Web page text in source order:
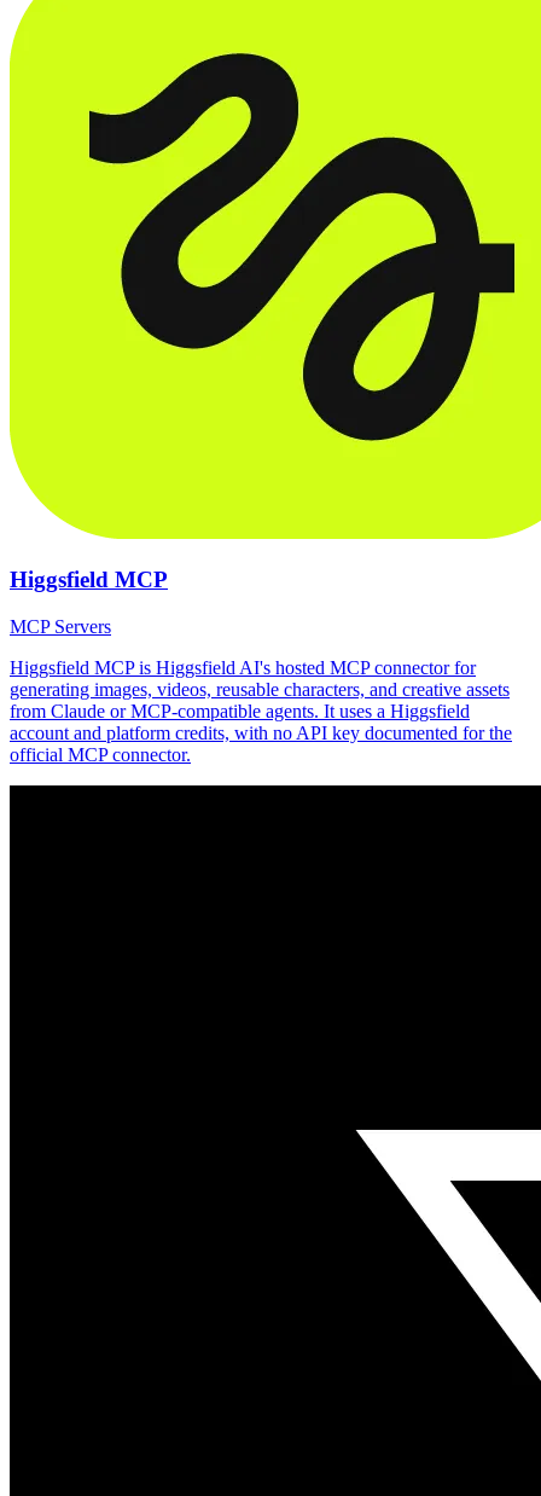
Higgsfield MCP
MCP Servers
Higgsfield MCP is Higgsfield AI's hosted MCP connector for
generating images, videos, reusable characters, and creative assets
from Claude or MCP-compatible agents. It uses a Higgsfield
account and platform credits, with no API key documented for the
official MCP connector.